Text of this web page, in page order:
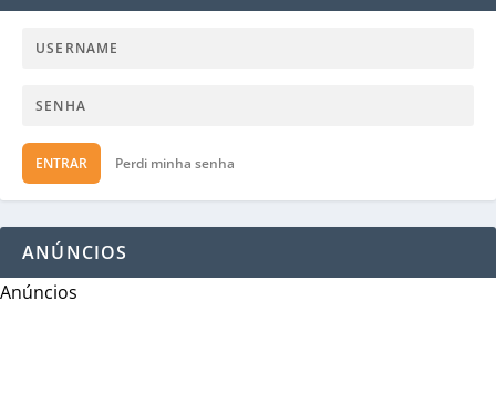
ENTRAR Perdi minha senha
ANÚNCIOS
Anúncios